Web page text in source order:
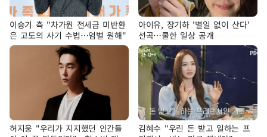
이승기 측 "차가원 전세금 미반환
은 고도의 사기 수법…엄벌 원해"
아이유, 장기하 '별일 없이 산다'
선곡…쿨한 일상 공개
허지웅 "우리가 지지했던 인간들
김혜수 "우린 돈 받고 일하는 프